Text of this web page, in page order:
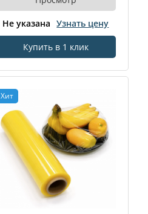
Не указана Узнать цену
Купить в 1 клик
Хит